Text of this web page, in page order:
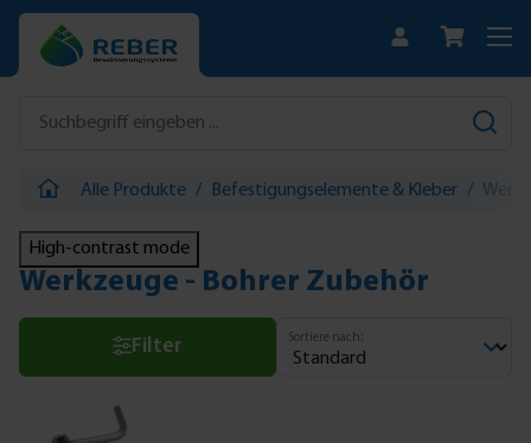
Zum Hauptinhalt springen
Alle Produkte / Befestigungselemente & Kleber /
High-contrast mode
Werkzeuge - Bohrer Zubehör
Filter Sortiere nach: